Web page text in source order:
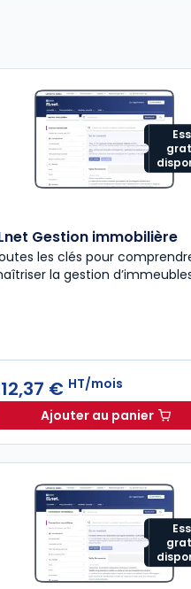
à 134,00 € TTC
Gestion immobilière
les clés pour
la gestion
€ HT/mois
Ajouter au panier
ELnet